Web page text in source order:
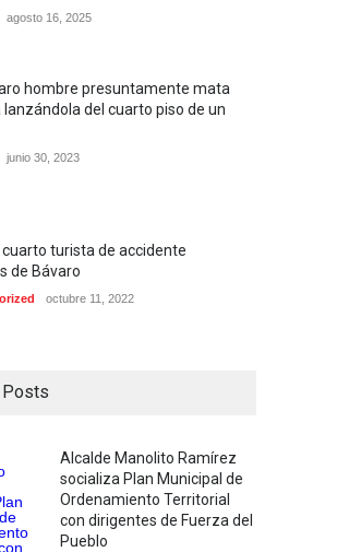
agosto 16, 2025
hombre presuntamente mata
lanzándola del cuarto piso de un
junio 30, 2023
cuarto turista de accidente
de Bávaro
octubre 11, 2022
Alcalde Manolito Ramírez
socializa Plan Municipal de
Ordenamiento Territorial
con dirigentes de Fuerza del
Pueblo